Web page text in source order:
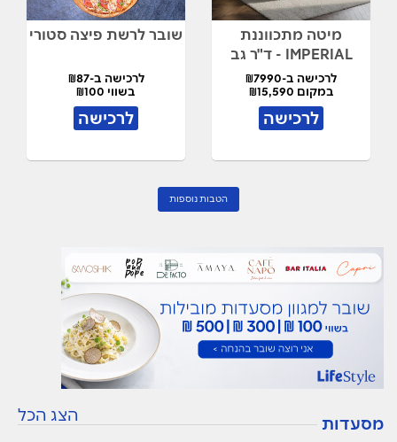
מיטה מתכווננת
IMPERIAL - ד"ר גב
לרכישה ב-₪7990
במקום ₪15,590
לרכישה
שובר לרשת פיצה סטורי
לרכישה ב-₪87
בשווי ₪100
לרכישה
הטבות נוספות
מסעדות הצג הכל